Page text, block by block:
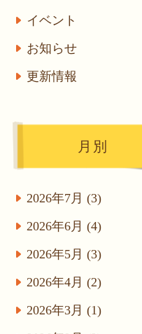
イベント
お知らせ
更新情報
月別
2026年7月 (3)
2026年6月 (4)
2026年5月 (3)
2026年4月 (2)
2026年3月 (1)